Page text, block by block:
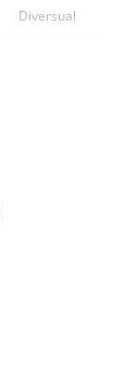
Diversual